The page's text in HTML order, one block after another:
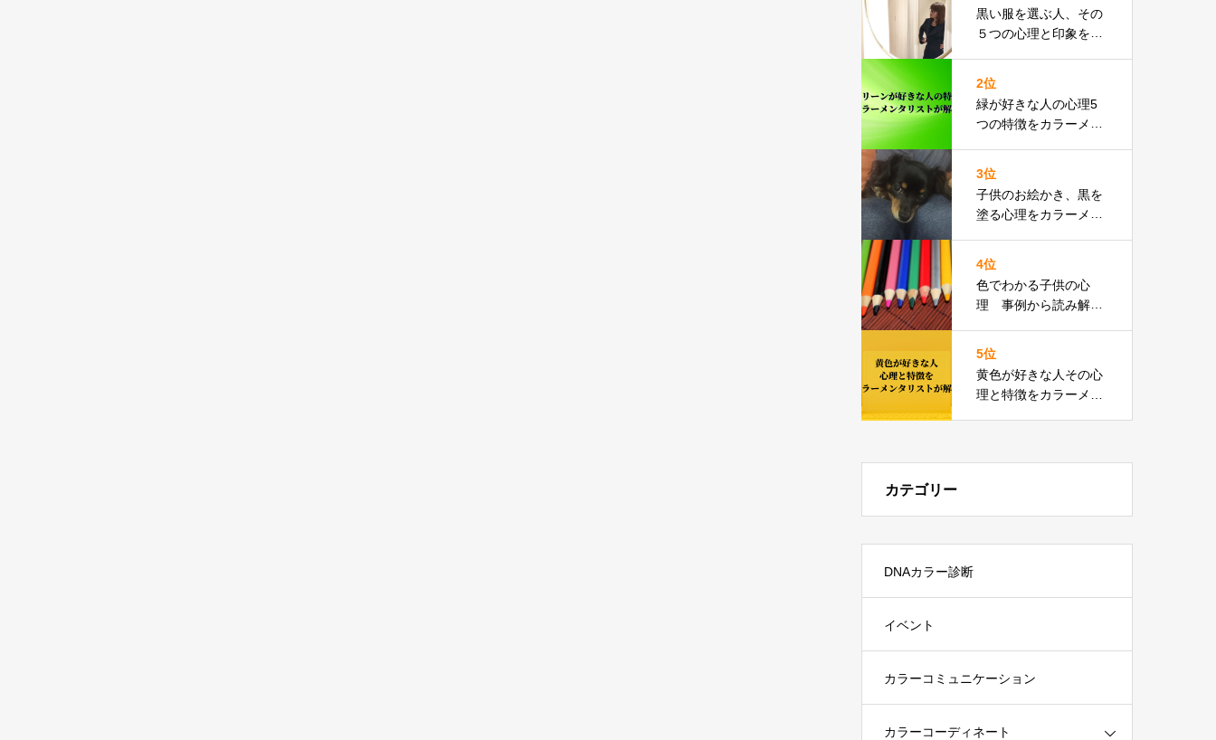
黒い服を選ぶ人、その
５つの心理と印象をカ
2位
緑が好きな人の心理5
つの特徴をカラーメン
3位
子供のお絵かき、黒を
塗る心理をカラーメン
4位
色でわかる子供の心
理 事例から読み解く
5位
黄色が好きな人その心
理と特徴をカラーメン
カテゴリー
DNAカラー診断
イベント
カラーコミュニケーション
カラーコーディネート